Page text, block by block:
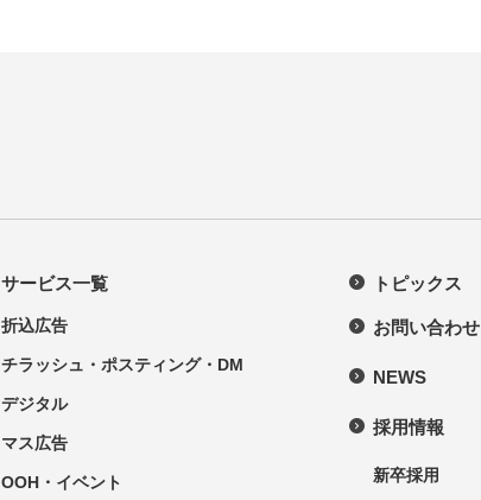
サービス一覧
折込広告
チラッシュ・ポスティング・DM
デジタル
マス広告
OOH・イベント
トピックス
お問い合わせ
NEWS
採用情報
新卒採用